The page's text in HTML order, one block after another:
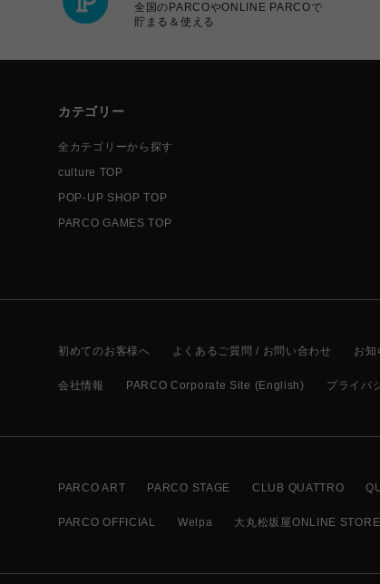
全国のPARCOやONLINE PARCOで
貯まる＆使える
カテゴリー
全カテゴリーから探す
culture TOP
POP-UP SHOP TOP
PARCO GAMES TOP
初めてのお客様へ よくあるご質問 / お問い合わせ お知
会社情報 PARCO Corporate Site (English) プライバ
PARCO ART PARCO STAGE CLUB QUATTRO
PARCO OFFICIAL Welpa 大丸松坂屋ONLINE STORE